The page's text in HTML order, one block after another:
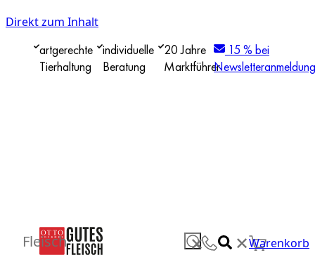
Direkt zum Inhalt
artgerechte
Tierhaltung
individuelle
Beratung
20 Jahre
Marktführer
15 % bei
Newsletteranmeldung
✕ ✕Warenkorb
Fleisch